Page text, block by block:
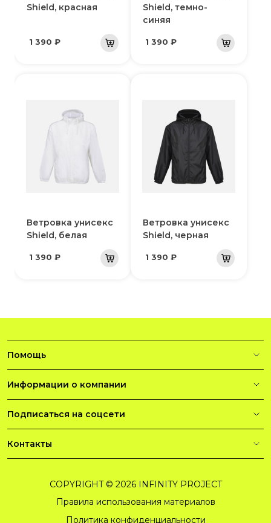
Shield, красная
1 390 ₽
Shield, темно-
синяя
1 390 ₽
Ветровка унисекс
Shield, белая
1 390 ₽
Ветровка унисекс
Shield, черная
1 390 ₽
Помощь
Информации о компании
Подписаться на соцсети
Контакты
COPYRIGHT © 2026 INFINITY PROJECT
Правила использования материалов
Политика конфиденциальности